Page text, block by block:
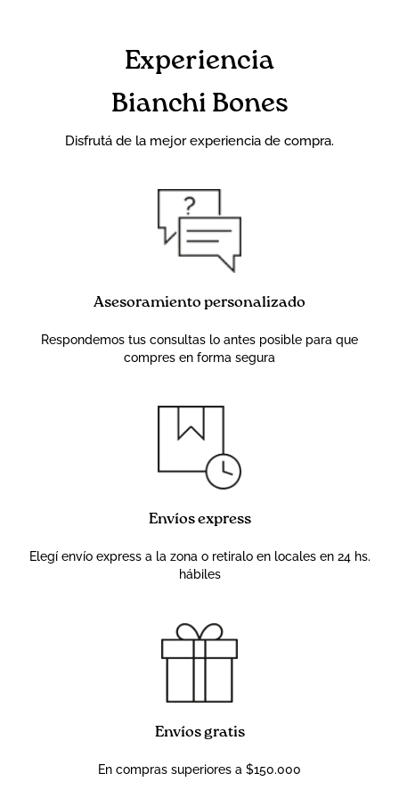
Experiencia
Bianchi Bones
Disfrutá de la mejor experiencia de compra.
Asesoramiento personalizado
Respondemos tus consultas lo antes posible para que
compres en forma segura
Envíos express
Elegí envío express a la zona o retiralo en locales en 24 hs.
hábiles
Envíos gratis
En compras superiores a $150.000